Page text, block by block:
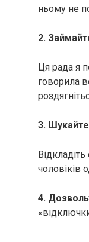
ньому не
2.
Ця рада я
говорила
3.
чоловіків
4.